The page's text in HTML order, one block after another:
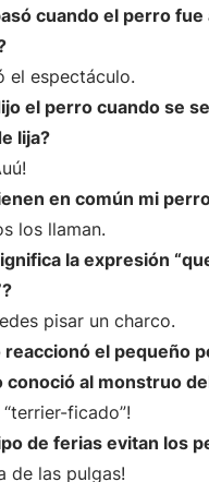
cuando el perro fue
el espectáculo.
el perro cuando se
lija?
en común mi
los llaman.
la expresión
pisar un charco.
reaccionó el pequeño
conoció al monstruo
“terrier-ficado”!
de ferias evitan los
de las pulgas!